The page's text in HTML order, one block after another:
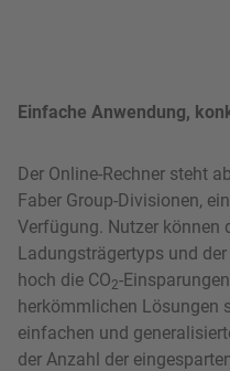
Einfache Anwendung,
Der Online-Rechner steht
Faber Group-Divisionen,
Verfügung. Nutzer können
Ladungsträgertyps und
hoch die CO2-
herkömmlichen Lösungen
einfachen und
der Anzahl der